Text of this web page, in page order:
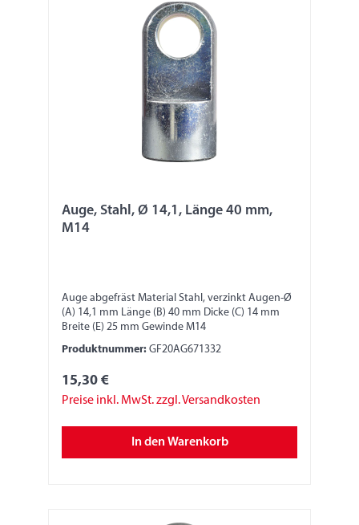
Auge, Stahl, Ø 14,1, Länge 40 mm,
M14
Auge abgefräst Material Stahl, verzinkt Augen-Ø
(A) 14,1 mm Länge (B) 40 mm Dicke (C) 14 mm
Breite (E) 25 mm Gewinde M14
Produktnummer: GF20AG671332
15,30 €
Preise inkl. MwSt. zzgl. Versandkosten
In den Warenkorb